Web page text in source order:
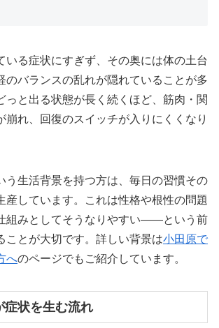
いる症状にすぎず、その奥には体の土台
のバランスの乱れが隠れていることが多
っと出る状態が長く続くほど、筋肉・関
崩れ、回復のスイッチが入りにくくなり
う生活背景を持つ方は、毎日の習慣その
産しています。これは性格や根性の問題
組みとしてそうなりやすい——という前
ことが大切です。詳しい背景は小田原で
へのページでもご紹介しています。
症状を生む流れ